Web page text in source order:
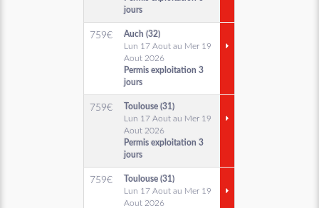
jours
759€
Auch (32)
Lun 17 Aout au Mer 19
Aout 2026
Permis exploitation 3
jours
759€
Toulouse (31)
Lun 17 Aout au Mer 19
Aout 2026
Permis exploitation 3
jours
759€
Toulouse (31)
Lun 17 Aout au Mer 19
Aout 2026